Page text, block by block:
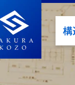
構